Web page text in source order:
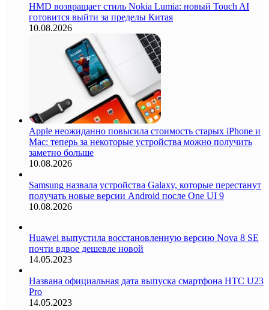
HMD возвращает стиль Nokia Lumia: новый Touch AI
готовится выйти за пределы Китая
10.08.2026
Apple неожиданно повысила стоимость старых iPhone и
Mac: теперь за некоторые устройства можно получить
заметно больше
10.08.2026
Samsung назвала устройства Galaxy, которые перестанут
получать новые версии Android после One UI 9
10.08.2026
Huawei выпустила восстановленную версию Nova 8 SE
почти вдвое дешевле новой
14.05.2023
Названа официальная дата выпуска смартфона HTC U23
Pro
14.05.2023